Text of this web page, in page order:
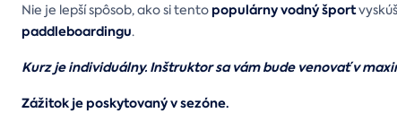
Nie je lepší spôsob, ako si tentopopulárny vodný šport
paddleboardingu.
Kurz je individuálny. Inštruktor sa vám bude venovať v
Zážitok je poskytovaný v sezóne.